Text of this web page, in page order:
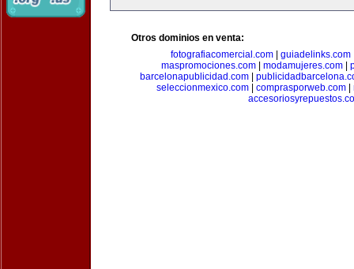
Otros dominios en venta:
fotografiacomercial.com
guiadelinks.com
maspromociones.com
modamujeres.com
barcelonapublicidad.com|
seleccionmexico.com| comprasporweb.com|